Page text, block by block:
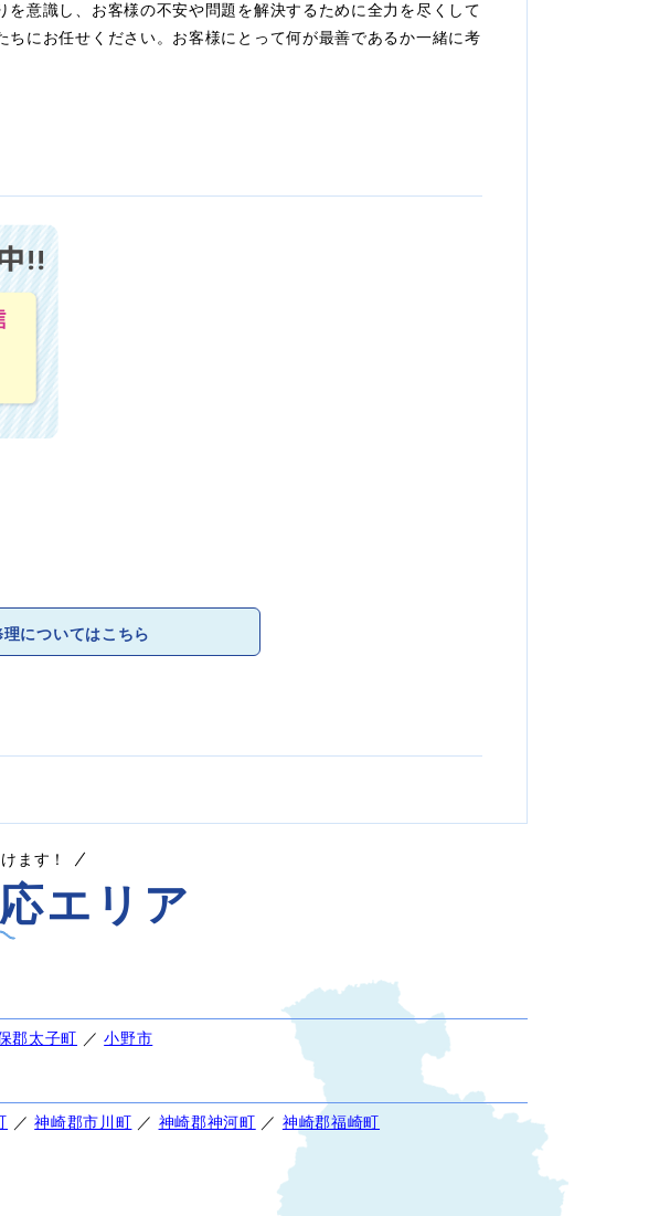
意識し、お客様の不安や問題を解決するために全力を尽くして
にお任せください。お客様にとって何が最善であるか一緒に考
についてはこちら
ます！
エリア
郡太子町 ／小野市
／神崎郡市川町 ／ 神崎郡神河町 ／ 神崎郡福崎町